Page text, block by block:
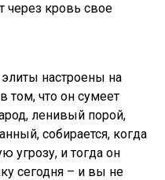
через кровь свое
элиты настроены на
том, что он сумеет
ленивый порой,
собирается, когда
угрозу, и тогда он
сегодня – и вы не